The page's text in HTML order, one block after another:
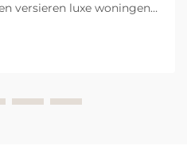
versieren luxe woningen,
worden verheven naar